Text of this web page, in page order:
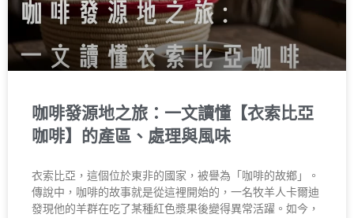
咖啡發源地之旅：一文讀懂【衣索比亞
咖啡】的產區、處理與風味
衣索比亞，這個位於東非的國家，被譽為「咖啡的故鄉」。
傳說中，咖啡的故事就是從這裡開始的，一名牧羊人卡爾迪
發現他的羊群在吃了某種紅色漿果後變得異常活躍。如今，